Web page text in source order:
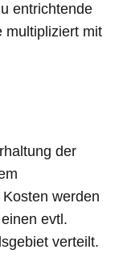
entrichtende
multipliziert mit
der
werden
evtl.
verteilt.